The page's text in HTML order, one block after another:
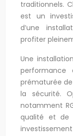
traditionnels.
est un
d’une
profiter
Une
performance
prématurée de
la sécurité.
notamment
qualité et de